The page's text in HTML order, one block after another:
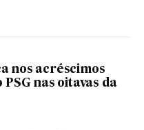
nos acréscimos
nas oitavas da